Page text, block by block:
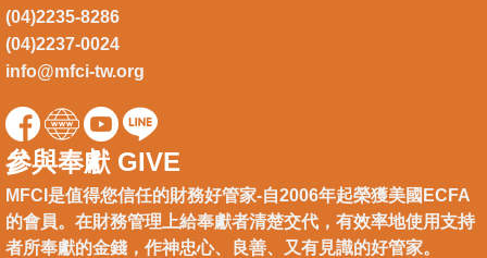
(04)2235-8286
(04)2237-0024
info@mfci-tw.org
參與奉獻 GIVE
MFCI是值得您信任的財務好管家-自2006年起榮獲美國ECFA
的會員。在財務管理上給奉獻者清楚交代，有效率地使用支持
者所奉獻的金錢，作神忠心、良善、又有見識的好管家。